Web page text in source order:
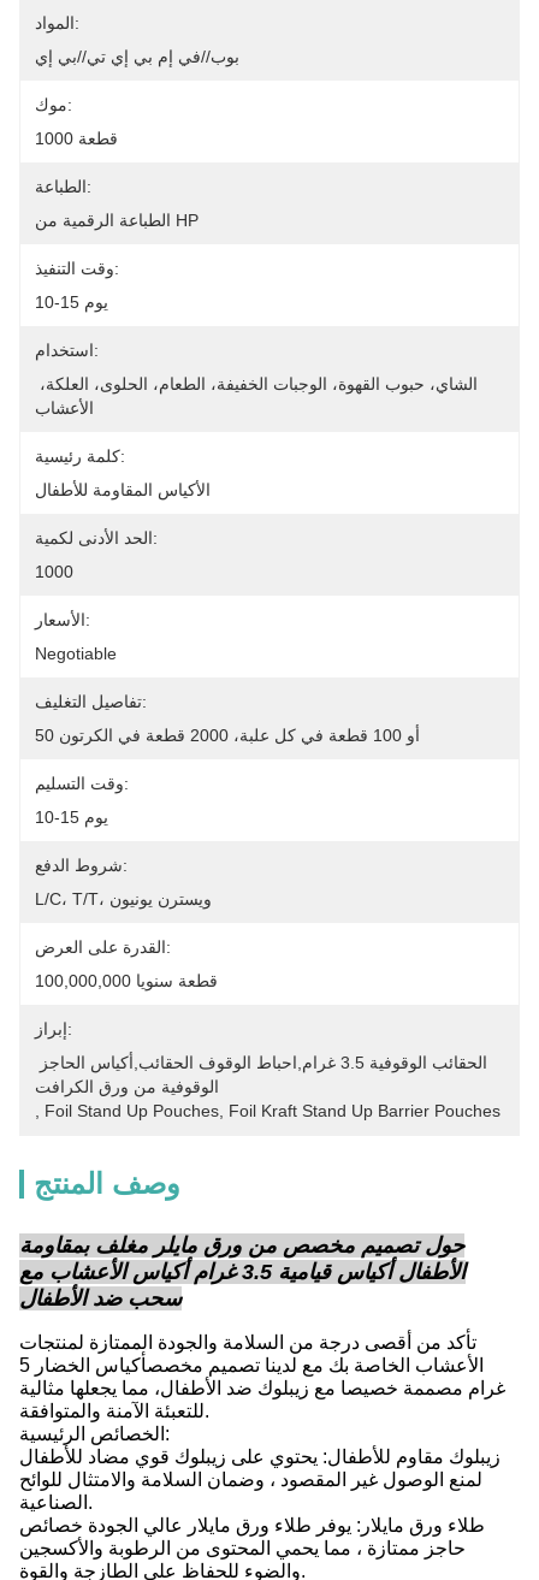
المواد:
بوب//في إم بي إي تي//بي إي
موك:
1000 قطعة
الطباعة:
الطباعة الرقمية من HP
وقت التنفيذ:
10-15 يوم
استخدام:
الأعشاب
كلمة رئيسية:
الأكياس المقاومة للأطفال
الحد الأدنى لكمية:
1000
الأسعار:
Negotiable
تفاصيل التغليف:
50 أو 100 قطعة في كل علبة، 2000 قطعة في الكرتون
وقت التسليم:
10-15 يوم
شروط الدفع:
L/C، T/T، ويسترن يونيون
القدرة على العرض:
100,000,000 قطعة سنويا
إبراز:
الوقوفية من ورق الكرافت
Foil Stand Up Pouches Foil Kraft Stand Up Barrier Pouches
وصف المنتج
حول تصميم مخصص من ورق مايلر مغلف بمقاومة
الأطفال أكياس قيامية 3.5 غرام أكياس الأعشاب مع
سحب ضد الأطفال
تأكد من أقصى درجة من السلامة والجودة الممتازة لمنتجات
الأعشاب الخاصة بك مع لدينا تصميم مخصصأكياس الخضار 5
غرام مصممة خصيصا مع زيبلوك ضد الأطفال، مما يجعلها مثالية
للتعبئة الآمنة والمتوافقة.
الخصائص الرئيسية:
زيبلوك مقاوم للأطفال: يحتوي على زيبلوك قوي مضاد للأطفال
لمنع الوصول غير المقصود ، وضمان السلامة والامتثال للوائح
الصناعية.
طلاء ورق مايلار: يوفر طلاء ورق مايلار عالي الجودة خصائص
حاجز ممتازة ، مما يحمي المحتوى من الرطوبة والأكسجين
والضوء للحفاظ على الطازجة والقوة.